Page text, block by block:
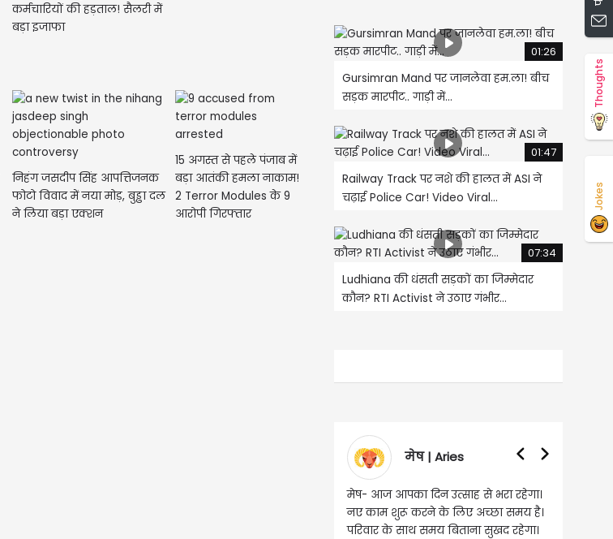
कर्मचारियों की हड़ताल! सैलरी में
बड़ा इजाफा
निहंग जसदीप सिंह आपत्तिजनक
फोटो विवाद में नया मोड़, बुड्ढा दल
ने लिया बड़ा एक्शन
15 अगस्त से पहले पंजाब में
बड़ा आतंकी हमला नाकाम!
2 Terror Modules के 9
आरोपी गिरफ्तार
01:26
Gursimran Mand पर जानलेवा हम.ला! बीच
सड़क मारपीट.. गाड़ी में...
01:47
Railway Track पर नशे की हालत में ASI ने
चढ़ाई Police Car! Video Viral...
07:34
Ludhiana की धंसती सड़कों का जिम्मेदार
कौन? RTI Activist ने उठाए गंभीर...
मेष | Aries
मेष- आज आपका दिन उत्साह से भरा रहेगा।
नए काम शुरू करने के लिए अच्छा समय है।
परिवार के साथ समय बिताना सुखद रहेगा।
वृषभ | Taurus
वृष- आज का दिन इस राशि के
लिए शुभ रहने वाला है। धन
मामलों में सफलता मिलेगी।
Thoughts
Jokes